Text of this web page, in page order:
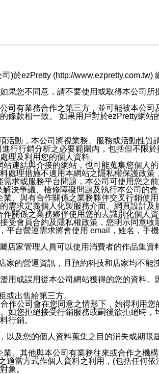
)於ezPretty (http://
您不同意，請不要使用或取得本公司所
司有業務合作之第三方，並可能被本公
條款相一致。 如果用戶對於ezPretty網
動，本公司將視業務、服務或活動性
行行銷分析之必要範圍內，包括但不限
理及利用您的個人資料。
連結與介接的網站，也可能蒐集您個
理措施不適用本網站之隱私權保護政策
求或服務平台問題，本公司可使用您之
決爭議、檢修障礙問題及執行本公司的
、與有合作關係之業務夥伴交叉行銷使
求定義個人化製服務介面、網頁設計
關係之業務夥伴使用您的去識別化個
會員合約及隱私權政策，您明示同意
台營運需求將會使用 email，姓名，
家管理人員可以使用消費者的作品集
家的營運資訊，且預約科技和店家均不
用或誤用從本公司網站獲得的您的資料
或出售給第三方。
作公司會在您同意之情形下，始得利用
如您拒絕接受行銷服務或嗣後欲拒絕時
行銷。
及您的個人資料蒐集之目的消失或期限
、其他與本公司有業務往來或合作之機構
當方式作個人資料之利用，(包括任何
象。